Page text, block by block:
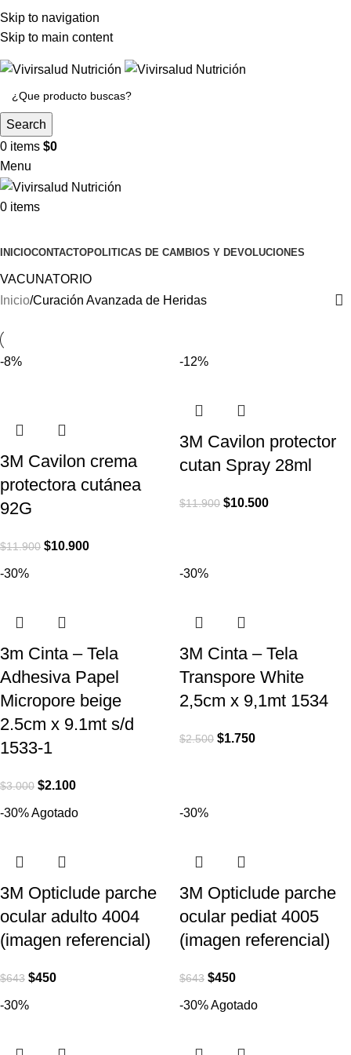
Skip to navigation
Skip to main content
HORARIO DE ATENCIÓN: Lunes y Martes de 09:30-13:00 y
14:00-19:00 | Miercoles a Viernes de 09:30-13:00 y 14:00-
Search
0 items $0
Menu
0 items
INICIOCONTACTOPOLITICAS DE CAMBIOS Y DEVOLUCIONES
VACUNATORIO
Inicio Curación Avanzada de Heridas
-8%
3M Cavilon crema
protectora cutánea
92G
$11.900 $10.900
-12%
3M Cavilon protector
cutan Spray 28ml
$11.900 $10.500
-30%
3m Cinta – Tela
Adhesiva Papel
Micropore beige
2.5cm x 9.1mt s/d
1533-1
$3.000 $2.100
-30%
3M Cinta – Tela
Transpore White
2,5cm x 9,1mt 1534
$2.500 $1.750
-30%Agotado
3M Opticlude parche
ocular adulto 4004
(imagen referencial)
$643 $450
-30%
3M Opticlude parche
ocular pediat 4005
(imagen referencial)
$643 $450
-30% -30%Agotado